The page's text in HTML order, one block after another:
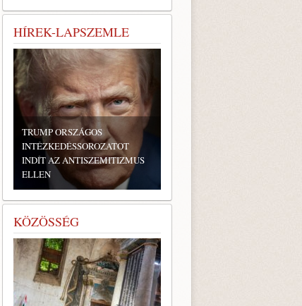
HÍREK-LAPSZEMLE
TRUMP ORSZÁGOS
INTÉZKEDÉSSOROZATOT
INDÍT AZ ANTISZEMITIZMUS
ELLEN
KÖZÖSSÉG